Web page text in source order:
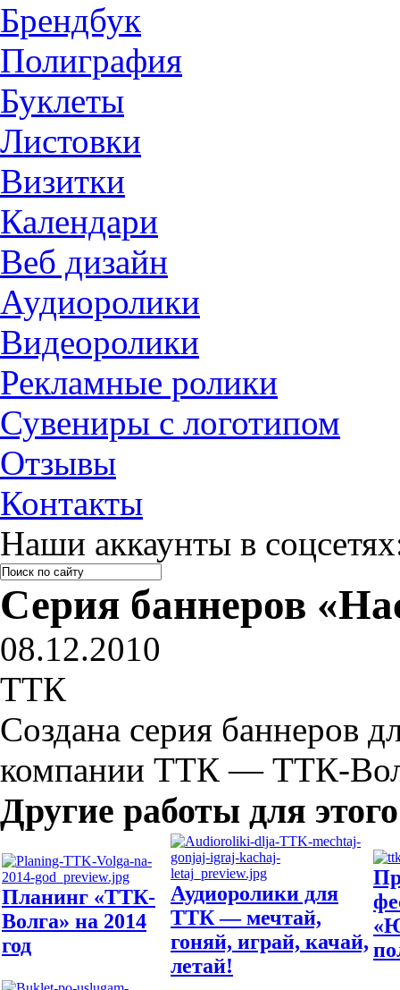
Брендбук
Полиграфия
Буклеты
Листовки
Визитки
Календари
Веб дизайн
Аудиоролики
Видеоролики
Рекламные ролики
Сувениры с логотипом
Отзывы
Контакты
Наши аккаунты в
Серия баннеров
08.12.2010
ТТК
Создана серия баннеров
компании ТТК — ТТК-
Другие работы для
Планинг «ТТК-
Волга» на 2014
год
Аудиоролики для
ТТК — мечтай,
гоняй, играй, качай,
летай!